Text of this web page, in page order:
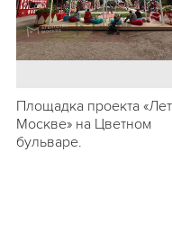
Площадка проекта
Москве» на Цветном
бульваре.